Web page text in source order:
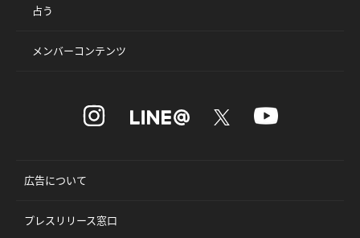
占う
メンバーコンテンツ
広告について
プレスリリース窓口